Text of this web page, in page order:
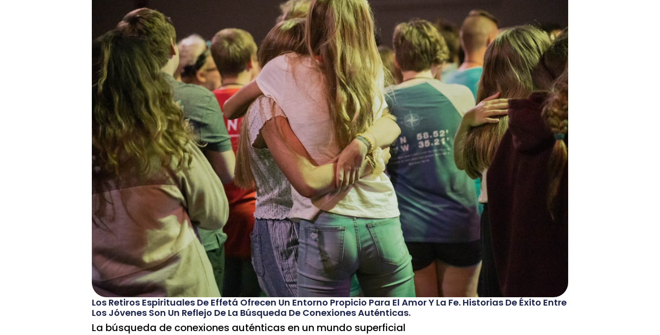
Los Retiros Espirituales De Effetá Ofrecen Un Entorno Propicio Para El Amor Y La Fe. Historias De Éxito Entre
Los Jóvenes Son Un Reflejo De La Búsqueda De Conexiones Auténticas.
La búsqueda de conexiones auténticas en un mundo superficial